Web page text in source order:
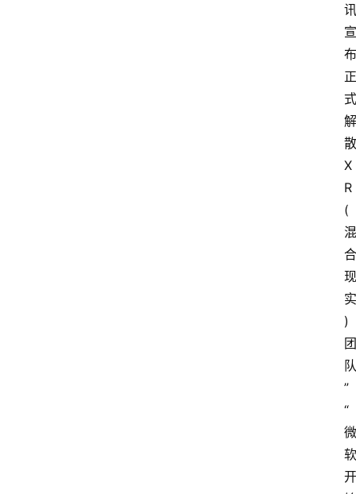
讯
宣
布
正
式
解
散
X
R
(
混
合
现
实
)
团
队
”
“
微
软
开